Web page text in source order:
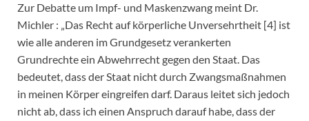
Zur Debatte um Impf- und Maskenzwang meint Dr.
Michler : „Das Recht auf körperliche Unversehrtheit [4] ist
wie alle anderen im Grundgesetz verankerten
Grundrechte ein Abwehrrecht gegen den Staat. Das
bedeutet, dass der Staat nicht durch Zwangsmaßnahmen
in meinen Körper eingreifen darf. Daraus leitet sich jedoch
nicht ab, dass ich einen Anspruch darauf habe, dass der